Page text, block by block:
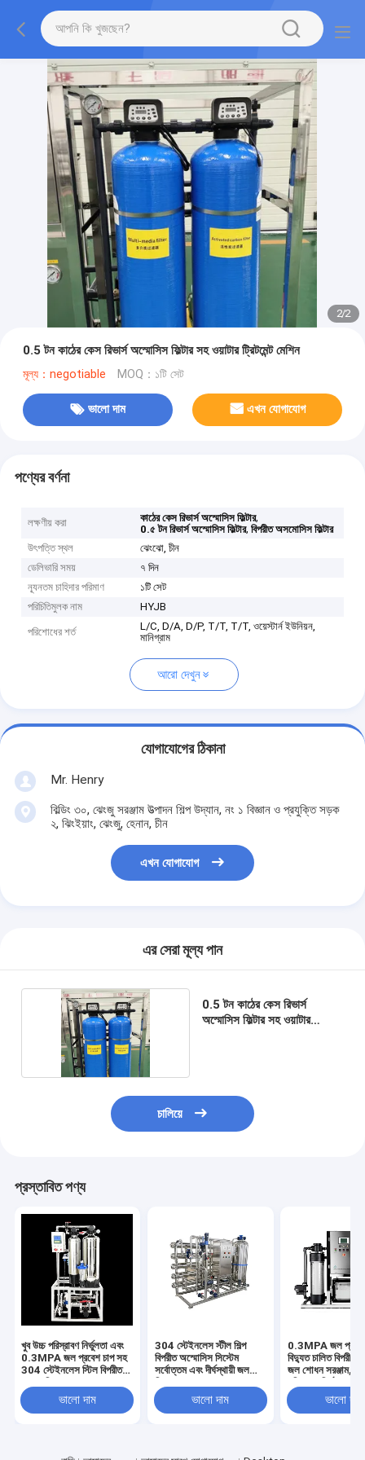
2/2
0.5 টন কাঠের কেস রিভার্স অস্মোসিস ফিল্টার সহ ওয়াটার ট্রিটমেন্ট মেশিন
মূল্য：negotiable MOQ：১টি সেট
ভালো দাম এখন যোগাযোগ
পণ্যের বর্ণনা
লক্ষণীয় করা কাঠের কেস রিভার্স অস্মোসিস ফিল্টার,
0.৫ টন রিভার্স অস্মোসিস ফিল্টার,বিপরীত অসমোসিস ফিল্টার
উৎপত্তি স্থল
ঝেংঝো, চীন
ডেলিভারি সময়
৭ দিন
ন্যূনতম চাহিদার পরিমাণ
১টি সেট
পরিচিতিমুলক নাম
HYJB
পরিশোধের শর্ত
L/C, D/A, D/P, T/T, T/T, ওয়েস্টার্ন ইউনিয়ন,
মানিগ্রাম
আরো দেখুন
যোগাযোগের ঠিকানা
Mr. Henry
বিল্ডিং ৩০, ঝেংজু সরঞ্জাম উত্পাদন শিল্প উদ্যান, নং ১ বিজ্ঞান ও প্রযুক্তি সড়ক
২, ঝিংইয়াং, ঝেংজু, হেনান, চীন
এখন যোগাযোগ
এর সেরা মূল্য পান
0.5 টন কাঠের কেস রিভার্স
অস্মোসিস ফিল্টার সহ ওয়াটার
চালিয়ে
প্রস্তাবিত পণ্য
খুব উচ্চ পরিস্রাবণ নির্ভুলতা এবং
0.3MPA জল প্রবেশ চাপ সহ
304 স্টেইনলেস স্টিল বিপরীত
ভালো দাম
304 স্টেইনলেস স্টীল শিল্প
বিপরীত অস্মোসিস সিস্টেম
সর্বোত্তম এবং দীর্ঘস্থায়ী জল
ভালো দাম
0.3MPA জল প্রবেশ
বিদ্যুত চালিত বিপরীত
জল শোধন সরঞ্জাম,
ভালো দাম